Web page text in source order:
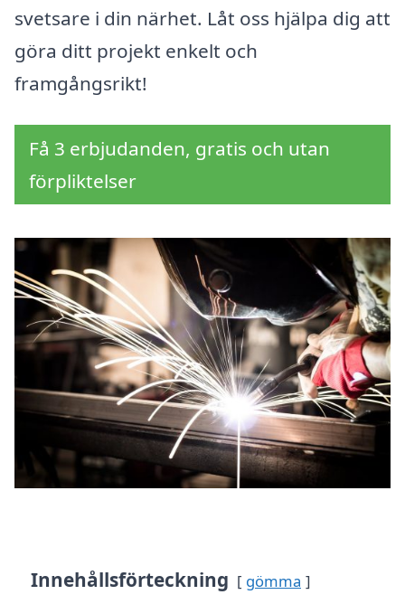
svetsare i din närhet. Låt oss hjälpa dig att
göra ditt projekt enkelt och
framgångsrikt!
Få 3 erbjudanden, gratis och utan
förpliktelser
Innehållsförteckning gömma